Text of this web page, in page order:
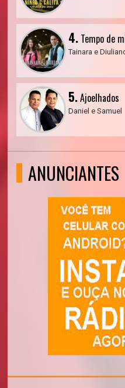
4. Tempo de
Tainara e
5.Ajoelhados
Daniel e Samuel
ANUNCIANTES